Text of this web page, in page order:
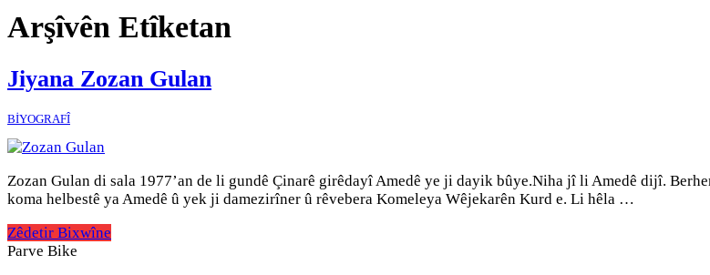
Arşîvên Etîketan
Jiyana Zozan Gulan
BİYOGRAFÎ
Zozan Gulan di sala 1977’an de li gundê Çinarê girêdayî Amedê ye ji dayik bûye.Niha jî li Amedê dijî.
koma helbestê ya Amedê û yek ji damezirîner û rêvebera Komeleya Wêjekarên Kurd e. Li hêla …
Zêdetir Bixwîne
Parve Bike